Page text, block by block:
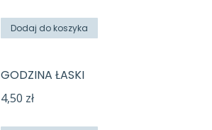
Dodaj do koszyka
GODZINA ŁASKI
4,50 zł